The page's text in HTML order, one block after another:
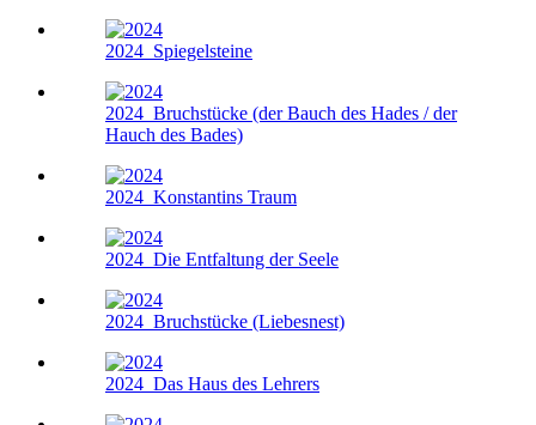
2024 Spiegelsteine
2024 Bruchstücke (der Bauch des Hades / der
Hauch des Bades)
2024 Konstantins Traum
2024 Die Entfaltung der Seele
2024 Bruchstücke (Liebesnest)
2024 Das Haus des Lehrers